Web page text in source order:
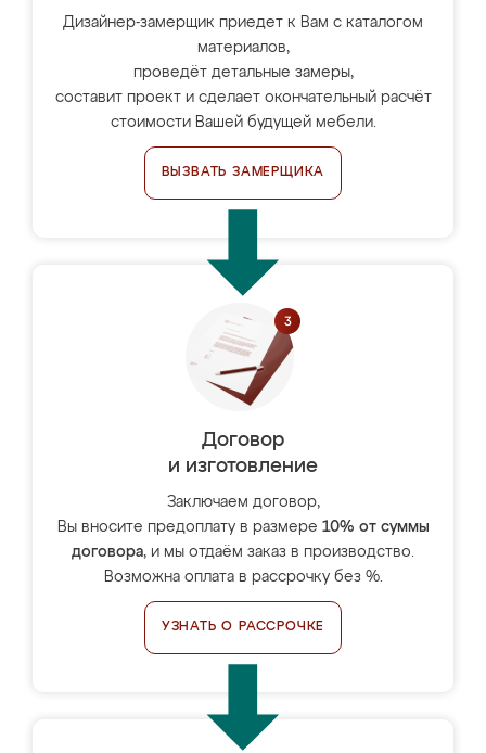
Дизайнер-замерщик приедет к Вам с каталогом
материалов,
проведёт детальные замеры,
составит проект и сделает окончательный расчёт
стоимости Вашей будущей мебели.
ВЫЗВАТЬ ЗАМЕРЩИКА
Договор
и изготовление
Заключаем договор,
Вы вносите предоплату в размере 10% от суммы
договора, и мы отдаём заказ в производство.
Возможна оплата в рассрочку без %.
УЗНАТЬ О РАССРОЧКЕ